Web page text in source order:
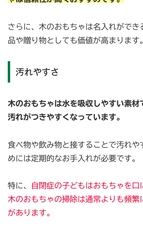
さらに、木のおもちゃは名入れができ
品や贈り物としても価値が高まります。
汚れやすさ
木のおもちゃは水を吸収しやすい素材
汚れがつきやすくなっています。
食べ物や飲み物と接することで汚れや
めには定期的なお手入れが必要です。
特に、
自閉症の子どもはおもちゃを口
木のおもちゃの掃除は通常よりも頻繁
があります。